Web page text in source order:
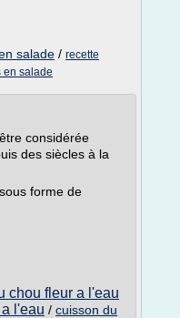
salade / recette
en salade
considérée
des siècles à la
forme de
chou fleur a l'eau
l'eau / cuisson du